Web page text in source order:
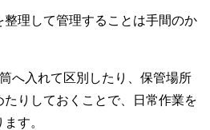
理して管理することは手間のか
へ入れて区別したり、保管場所
りしておくことで、日常作業を
す。